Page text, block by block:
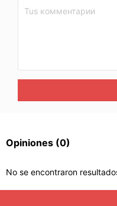
Opiniones (0)
No se encontraron